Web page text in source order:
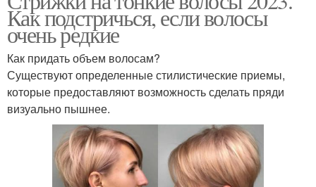
Как подстричься, если волосы
очень редкие
Как придать объем волосам?
Существуют определенные стилистические приемы,
которые предоставляют возможность сделать пряди
визуально пышнее.